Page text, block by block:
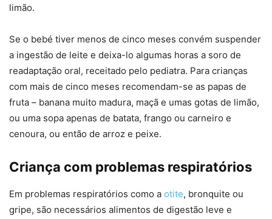
limão.
Se o bebé tiver menos de cinco meses convém suspender
a ingestão de leite e deixa-lo algumas horas a soro de
readaptação oral, receitado pelo pediatra. Para crianças
com mais de cinco meses recomendam-se as papas de
fruta – banana muito madura, maçã e umas gotas de limão,
ou uma sopa apenas de batata, frango ou carneiro e
cenoura, ou então de arroz e peixe.
Criança com problemas respiratórios
Em problemas respiratórios como a otite, bronquite ou
gripe, são necessários alimentos de digestão leve e